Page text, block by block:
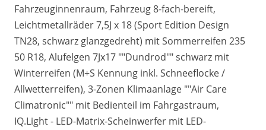
Fahrzeuginnenraum, Fahrzeug 8-fach-bereift,
Leichtmetallräder 7,5J x 18 (Sport Edition Design
TN28, schwarz glanzgedreht) mit Sommerreifen 235
50 R18, Alufelgen 7Jx17 ""Dundrod"" schwarz mit
Winterreifen (M+S Kennung inkl. Schneeflocke /
Allwetterreifen), 3-Zonen Klimaanlage ""Air Care
Climatronic"" mit Bedienteil im Fahrgastraum,
IQ.Light - LED-Matrix-Scheinwerfer mit LED-